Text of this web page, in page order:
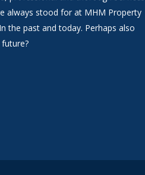
always stood for at MHM Property
the past and today. Perhaps also